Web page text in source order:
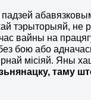
тэрыторыяй, не
вайны на
бою або
місіяй. Яны
таму